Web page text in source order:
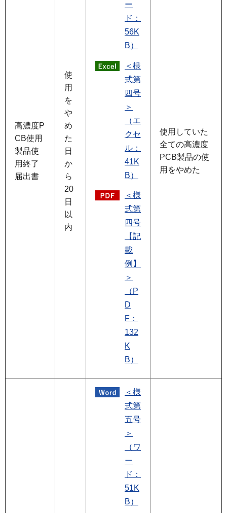
高濃度P
CB使用
製品使
用終了
届出書
使
用
を
や
め
た
日
か
ら
20
日
以
内
ー
ド：
56K
B）
＜様
式第
四号
＞
（エ
クセ
ル：
41K
B）
＜様
式第
四号
【記
載
例】
＞
（P
D
F：
132
K
B）
使用していた
全ての高濃度
PCB製品の使
用をやめた
＜様
式第
五号
＞
（ワ
ー
ド：
51K
B）